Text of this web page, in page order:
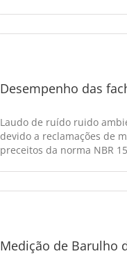
Desempenho das
Laudo de ruído ruido
devido a reclamações de
preceitos da norma NBR
Medição de Barulho